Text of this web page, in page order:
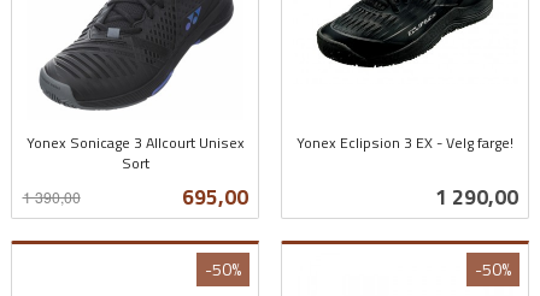
Yonex Sonicage 3 Allcourt Unisex
Sort
Tilbud
695,00
1 390,00
mva.
Yonex Eclipsion 3 EX - Velg farge!
Pris
1 290,00
-50% -50%